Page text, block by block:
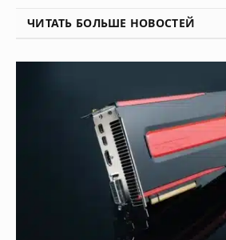
ЧИТАТЬ БОЛЬШЕ НОВОСТЕЙ